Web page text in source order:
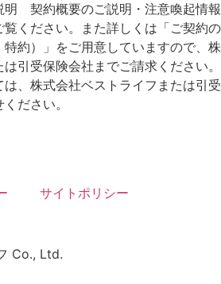
明 契約概要のご説明・注意喚起情報
ください。また詳しくは「ご契約の
特約）」をご用意していますので、株
引受保険会社までご請求ください。
、株式会社ベストライフまたは引受
ださい。
サイトポリシー
Co., Ltd.